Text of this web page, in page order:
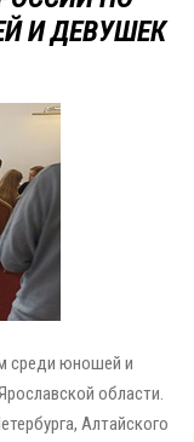
И ДЕВУШЕК
среди юношей и
области.
Алтайского